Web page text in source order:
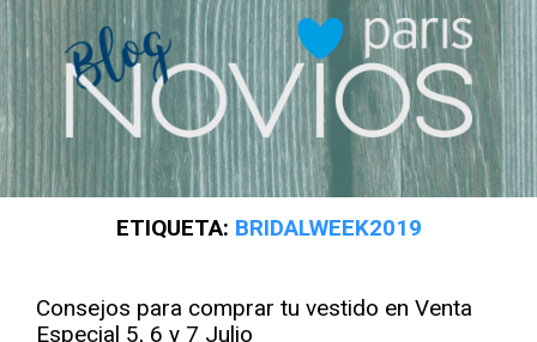
ETIQUETA: BRIDALWEEK2019
Consejos para comprar tu vestido en Venta
Especial 5, 6 y 7 Julio